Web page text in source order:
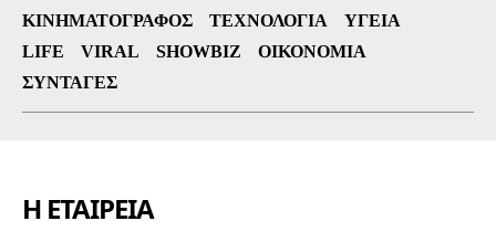
ΚΙΝΗΜΑΤΟΓΡΆΦΟΣ
ΤΕΧΝΟΛΟΓΊΑ
ΥΓΕΊΑ
LIFE
VIRAL SHOWBIZ
ΟΙΚΟΝΟΜΊΑ
ΣΥΝΤΑΓΈΣ
Η ΕΤΑΙΡΕΙΑ